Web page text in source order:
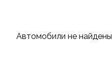
Автомобили не найдены